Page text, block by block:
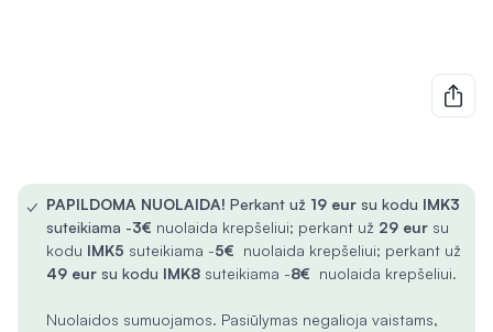
✓ PAPILDOMA NUOLAIDA! Perkant už 19 eur su kodu IMK3
suteikiama -3€ nuolaida krepšeliui; perkant už 29 eur su
kodu IMK5 suteikiama -5€ nuolaida krepšeliui; perkant už
49 eur su kodu IMK8 suteikiama -8€ nuolaida krepšeliui.
Nuolaidos sumuojamos. Pasiūlymas negalioja vaistams,